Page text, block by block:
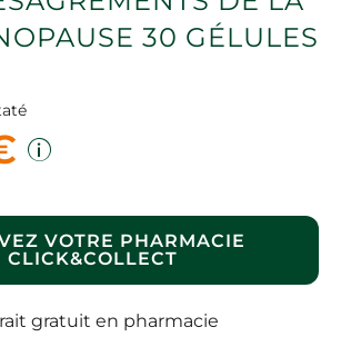
30 GÉLULES
VOTRE PHARMACIE
CLICK&COLLECT
gratuit en pharmacie